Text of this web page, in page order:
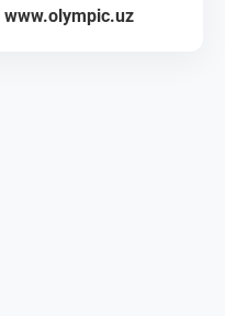
www.olympic.uz